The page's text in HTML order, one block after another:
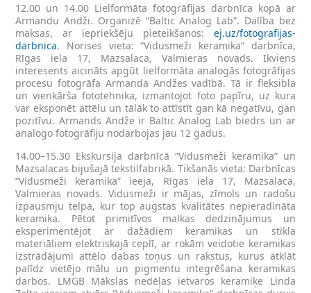
12.00 un 14.00 Lielformāta fotogrāfijas darbnīca kopā ar
Armandu Andži. Organizē “Baltic Analog Lab”. Dalība bez
maksas, ar iepriekšēju pieteikšanos: ej.uz/fotografijas-
darbnica. Norises vieta: “Vidusmeži keramika” darbnīca,
Rīgas iela 17, Mazsalaca, Valmieras novads. Ikviens
interesents aicināts apgūt lielformāta analogās fotogrāfijas
procesu fotogrāfa Armanda Andžes vadībā. Tā ir fleksibla
un vienkārša fototehnika, izmantojot foto papīru, uz kura
var eksponēt attēlu un tālāk to attīstīt gan kā negatīvu, gan
pozitīvu. Armands Andže ir Baltic Analog Lab biedrs un ar
analogo fotogrāfiju nodarbojas jau 12 gadus.
14.00–15.30 Ekskursija darbnīcā “Vidusmeži keramika” un
Mazsalacas bijušajā tekstilfabrikā. Tikšanās vieta: Darbnīcas
“Vidusmeži keramika” ieeja, Rīgas iela 17, Mazsalaca,
Valmieras novads. Vidusmeži ir mājas, zīmols un radošu
izpausmju telpa, kur top augstas kvalitātes nepieradināta
keramika. Pētot primitīvos malkas dedzinājumus un
eksperimentējot ar dažādiem keramikas un stikla
materiāliem elektriskajā ceplī, ar rokām veidotie keramikas
izstrādājumi attēlo dabas toņus un rakstus, kurus atklāt
palīdz vietējo mālu un pigmentu integrēšana keramikas
darbos. LMGB Mākslas nedēļas ietvaros keramiķe Linda